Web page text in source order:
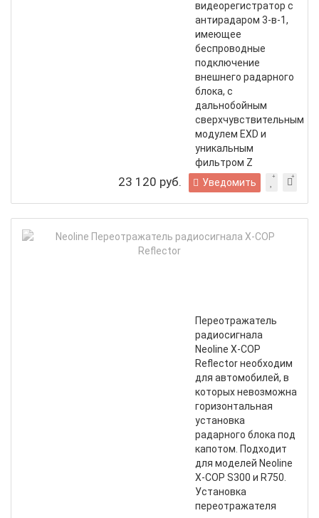
видеорегистратор с
антирадаром 3-в-1,
имеющее
беспроводные
подключение
внешнего радарного
блока, с
дальнобойным
сверхчувствительным
модулем EXD и
уникальным
фильтром Z
сигнатур.
23 120 руб. Уведомить
Переотражатель
радиосигнала
Neoline X-COP
Reflector необходим
для автомобилей, в
которых невозможна
горизонтальная
установка
радарного блока под
капотом. Подходит
для моделей Neoline
Х-СОР S300 и R750.
Установка
переотражателя